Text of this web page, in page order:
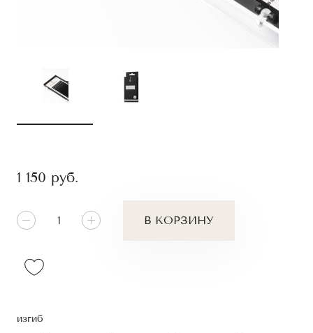
изгиб
1 150 руб.
В КОРЗИНУ